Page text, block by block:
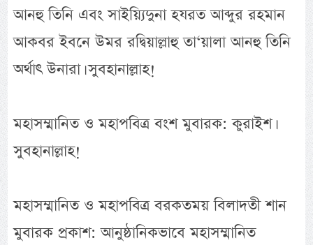
আনহু তিনি এবং সাইয়্যিদুনা হযরত আব্দুর রহমান
আকবর ইবনে উমর রদ্বিয়াল্লাহু তা‘য়ালা আনহু তিনি
অর্থাৎ উনারা। সুবহানাল্লাহ!
মহাসম্মানিত ও মহাপবিত্র বংশ মুবারক: কুরাইশ।
সুবহানাল্লাহ!
মহাসম্মানিত ও মহাপবিত্র বরকতময় বিলাদতী শান
মুবারক প্রকাশ: আনুষ্ঠানিকভাবে মহাসম্মানিত